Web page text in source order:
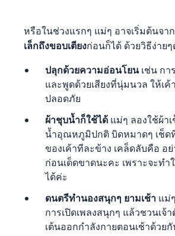
หรือในช่วงแรกๆ แม่ๆ อาจเริ่มต้นจาก
เล็กถึงขอบเตียงก่อนก็ได้ ด้วยวิธีง่ายๆ
ปลุกด้วยความอ่อนโยนเช่น กา
และพูดด้วยเสียงที่นุ่มนวล ให้เค้
ปลอดภัย
ผ้าชุบน้ำก็ใช้ได้ แม่ๆ ลองใช้ผ้า
น้ำอุณหภูมิปกติ บิดหมาดๆ เช็ด
ของเค้าทีละข้าง เคล็ดลับคือ อ
ก่อนเด็ดขาดนะคะ เพราะจะทำ
ได้ค่ะ
ดนตรีทำนองสนุกๆ ยามเช้า แม่
การเปิดเพลงสนุกๆ แล้วชวนเจ้
เต้นออกกำลังกายตอนเช้าด้วย